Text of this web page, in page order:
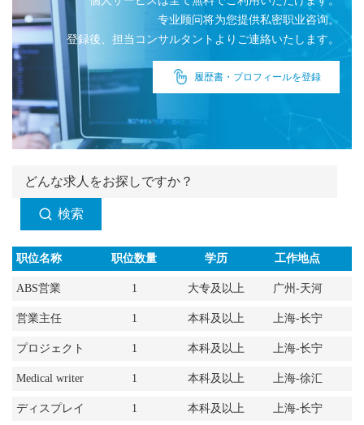
专业顾问将为您提供私密职业咨询。
登録後、担当コンサルタントよりご連絡いたします。
履歴書・プロフィールを登録
検索
职位名称 职位数量 学历 工作地点
ABS営業 1 大专及以上 广州-天河
営業主任 1 本科及以上 上海-长宁
プロジェクト
担当
1 本科及以上 上海-长宁
Medical writer 1 本科及以上 上海-徐汇
ディスプレイ
1 本科及以上 上海-长宁